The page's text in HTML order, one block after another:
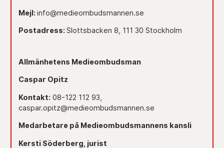
Mejl: info@medieombudsmannen.se
Postadress: Slottsbacken 8, 111 30 Stockholm
Allmänhetens Medieombudsman
Caspar Opitz
Kontakt: 08-122 112 93,
caspar.opitz@medieombudsmannen.se
Medarbetare på Medieombudsmannens kansli
Kersti Söderberg, jurist